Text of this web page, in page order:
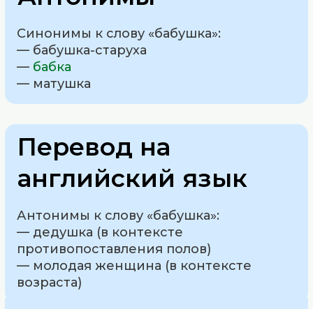
Синонимы к слову «бабушка»:
— бабушка-старуха
— бабка
— матушка
Перевод на
английский язык
Антонимы к слову «бабушка»:
— дедушка (в контексте
противопоставления полов)
— молодая женщина (в контексте
возраста)